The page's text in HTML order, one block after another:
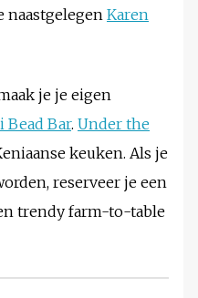
naastgelegen Karen
je je eigen
Bead Bar. Under the
keuken. Als je
reserveer je een
trendy farm-to-table